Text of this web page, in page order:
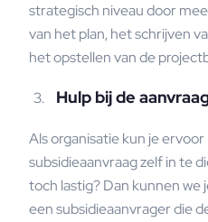
strategisch niveau door
van het plan, het schrijven
het opstellen van de
Hulp bij de
Als organisatie kun je
subsidieaanvraag zelf in te
toch lastig? Dan kunnen
een subsidieaanvrager die